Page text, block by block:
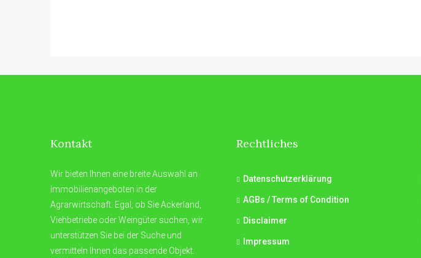
Kontakt
Wir bieten Ihnen eine breite Auswahl an
Immobilienangeboten in der
Agrarwirtschaft. Egal, ob Sie Ackerland,
Viehbetriebe oder Weingüter suchen, wir
unterstützen Sie bei der Suche und
vermitteln Ihnen das passende Objekt.
Rechtliches
Datenschutzerklärung
AGBs / Terms of Condition
Disclaimer
Impressum